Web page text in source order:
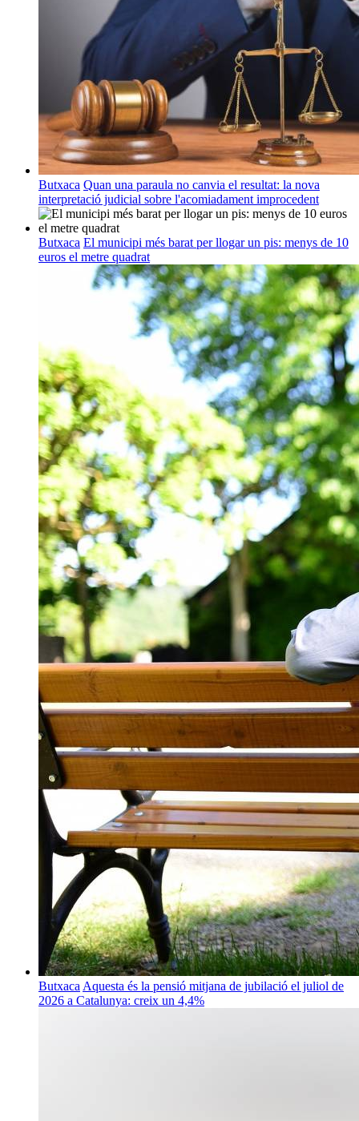
Butxaca Quan una paraula no canvia el resultat: la nova
interpretació judicial sobre l'acomiadament improcedent
Butxaca El municipi més barat per llogar un pis: menys de 10
euros el metre quadrat
Butxaca Aquesta és la pensió mitjana de jubilació el juliol de
2026 a Catalunya: creix un 4,4%